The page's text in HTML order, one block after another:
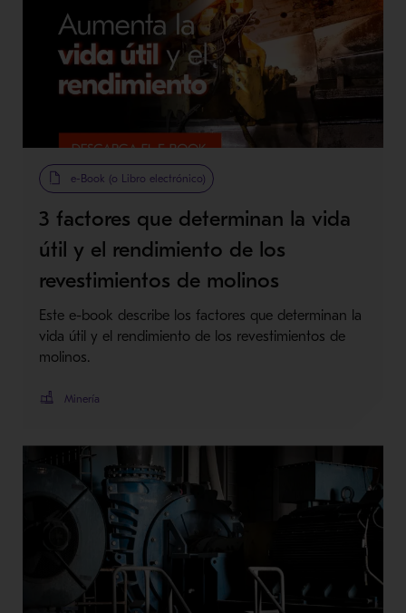
e-Book (o Libro electrónico)
3 factores que determinan la vida
útil y el rendimiento de los
revestimientos de molinos
Este e-book describe los factores que determinan la
vida útil y el rendimiento de los revestimientos de
molinos.
Minería